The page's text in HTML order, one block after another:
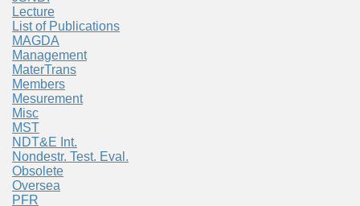
Lecture
List of Publications
MAGDA
Management
MaterTrans
Members
Mesurement
Misc
MST
NDT&E Int.
Nondestr. Test. Eval.
Obsolete
Oversea
PFR